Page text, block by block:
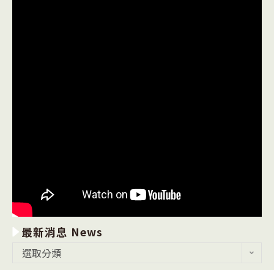
最新消息 News
選取分類